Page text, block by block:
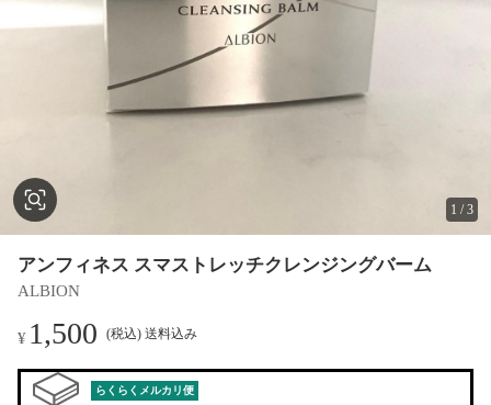
1 /3
アンフィネス スマストレッチクレンジングバーム
ALBION
¥ 1,500 (税込) 送料込み
らくらくメルカリ便